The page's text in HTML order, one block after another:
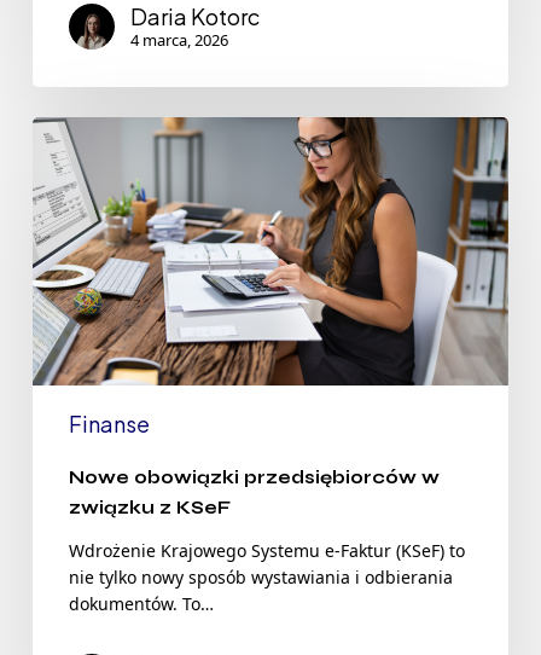
Daria Kotorc
4 marca, 2026
Finanse
Nowe obowiązki przedsiębiorców w
związku z KSeF
Wdrożenie Krajowego Systemu e-Faktur (KSeF) to
nie tylko nowy sposób wystawiania i odbierania
dokumentów. To…